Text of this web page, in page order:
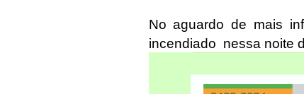
No aguardo de mais
incendiado nessa noite